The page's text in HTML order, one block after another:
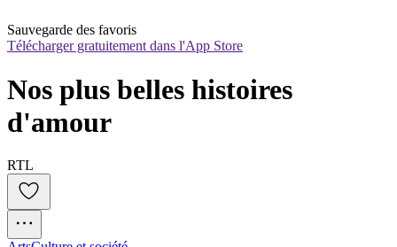
Sauvegarde des favoris
Télécharger gratuitement dans l'App Store
Nos plus belles histoires
d'amour
RTL